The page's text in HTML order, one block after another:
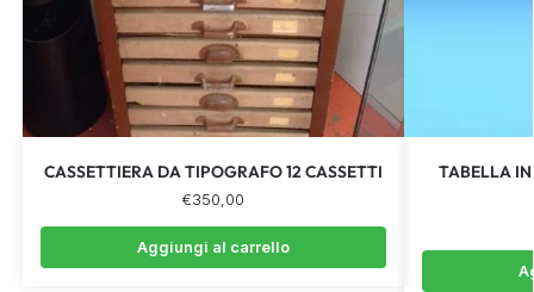
CASSETTIERA DA TIPOGRAFO 12 CASSETTI
€350,00
Aggiungi al carrello
TABELLA IN